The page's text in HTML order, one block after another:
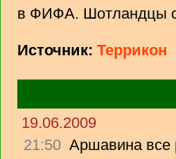
в ФИФА. Шотландцы
Источник: Террикон
19.06.2009
21:50 Аршавина все